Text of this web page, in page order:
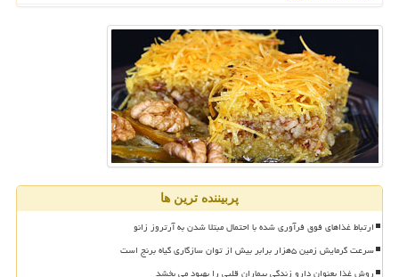
پربیننده ترین ها
ارتباط غذاهای فوق فرآوری شده با احتمال مبتلا شدن به آرتروز زانو
سرعت گرمایش زمین ۵هزار برابر بیش از توان سازگاری گیاه برنج است
روش غذا بعنوان دارو زندگی بیماران قلبی را بهبود می بخشد